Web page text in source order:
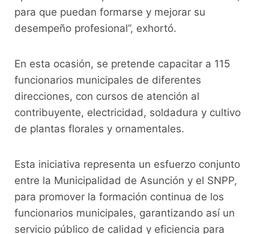
para que puedan formarse y mejorar su
desempeño profesional”, exhortó.
En esta ocasión, se pretende capacitar a 115
funcionarios municipales de diferentes
direcciones, con cursos de atención al
contribuyente, electricidad, soldadura y cultivo
de plantas florales y ornamentales.
Esta iniciativa representa un esfuerzo conjunto
entre la Municipalidad de Asunción y el SNPP,
para promover la formación continua de los
funcionarios municipales, garantizando así un
servicio público de calidad y eficiencia para